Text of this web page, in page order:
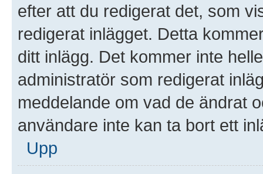
efter att du redigerat det, som
redigerat inlägget. Detta
ditt inlägg. Det kommer inte
administratör som redigerat
meddelande om vad de ändrat
användare inte kan ta bort ett
Upp